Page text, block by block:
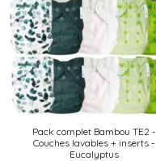
Pack complet Bambou TE2 -
Couches lavables + inserts -
Eucalyptus